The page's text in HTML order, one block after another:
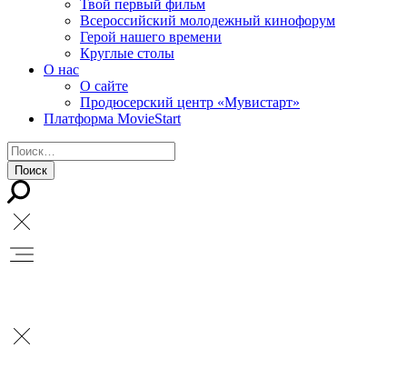
Твой первый фильм
Всероссийский молодежный кинофорум
Герой нашего времени
Круглые столы
О нас
О сайте
Продюсерский центр «Мувистарт»
Платформа MovieStart